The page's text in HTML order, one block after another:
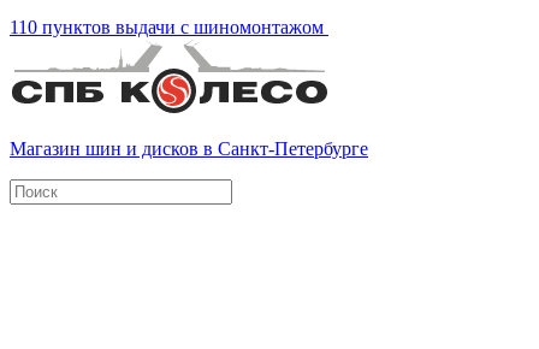
110 пунктов выдачи с шиномонтажом
Магазин шин и дисков в Санкт-Петербурге